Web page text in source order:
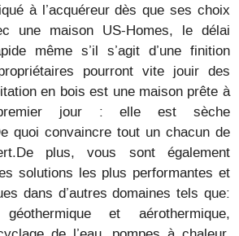
à l’acquéreur dès que ses choix
une maison US-Homes, le délai
même s’il s’agit d’une finition
pourront vite jouir des
en bois est une maison prête à
jour : elle est sèche
quoi convaincre tout un chacun de
plus, vous sont également
solutions les plus performantes et
dans d’autres domaines tels que:
et aérothermique,